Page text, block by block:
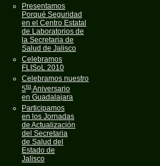
Presentamos
Porqué Seguridad
en el Centro Estatal
de Laboratorios de
la Secretaria de
Salud de Jalisco
Celebramos
FLISoL 2010
Celebramos nuestro
5toAniversario
en Guadalajara
Participamos
en los Jornadas
de Actualización
del Secretaria
de Salud del
Estado de
Jalisco